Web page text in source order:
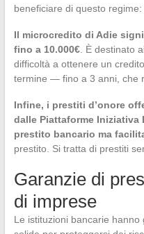
beneficiare di questo
Il microcredito di Adie
fino a 10.000€. È destinato
difficoltà a ottenere un
termine — fino a 3 anni, che
Infine, i prestiti d’onore
dalle Piattaforme
prestito bancario ma
prestito. Si tratta di prestiti
Garanzie di
di imprese
Le istituzioni bancarie